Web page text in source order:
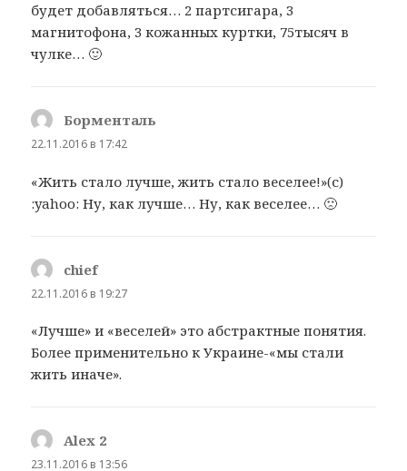
будет добавляться… 2 партсигара, 3
магнитофона, 3 кожанных куртки, 75тысяч в
чулке… 🙂
Борменталь
22.11.2016 в 17:42
«Жить стало лучше, жить стало веселее!»(с)
:yahoo: Ну, как лучше… Ну, как веселее… 🙁
chief:
22.11.2016 в 19:27
«Лучше» и «веселей» это абстрактные понятия.
Более применительно к Украине-«мы стали
жить иначе».
Alex 2
23.11.2016 в 13:56